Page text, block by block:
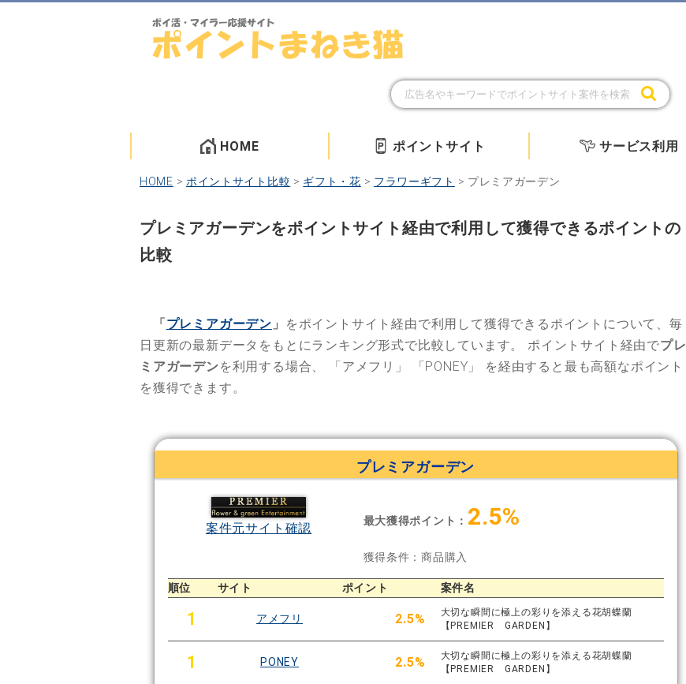
HOME ポイントサイト サービス利用
HOME > ポイントサイト比較 > ギフト・花 > フラワーギフト > プレミアガーデン
プレミアガーデンをポイントサイト経由で利用して獲得できるポイントの
比較
「プレミアガーデン 」
をポイントサイト経由で利用して獲得できるポイントについて、毎
日更新の最新データをもとにランキング形式で比較しています。 ポイントサイト経由でプレ
ミアガーデンを利用する場合、 「アメフリ」 「PONEY」
を経由すると最も高額なポイント
を獲得できます。
プレミアガーデン
案件元サイト確認 最大獲得ポイント： 2.5%
獲得条件：商品購入
順位 サイト ポイント 案件名
1 アメフリ 2.5%
大切な瞬間に極上の彩りを添える花胡蝶蘭
【PREMIER GARDEN】
1 PONEY 2.5%
大切な瞬間に極上の彩りを添える花胡蝶蘭
【PREMIER GARDEN】